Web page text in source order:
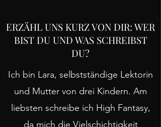
ERZÄHL UNS KURZ VON DIR: WER
BIST DU UND WAS SCHREIBST
DU?
Ich bin Lara, selbstständige Lektorin
und Mutter von drei Kindern. Am
liebsten schreibe ich High Fantasy,
da mich die Vielschichtigkeit